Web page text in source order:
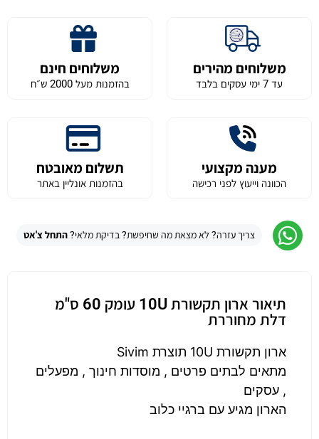
משלוחים מהירים
עד 7 ימי עסקים בלבד
משלוחים חינם
בהזמנות מעל 2000 ש״ח
מענה מקצועי
הכוונה וייעוץ לפני רכישה
תשלום מאובטח
בהזמנות אונליין באתר
צריך עזרה? לא מצאת מה שחיפשת? בדיקת מלאי?התחל צ'אט
תיאור ארון תקשורת 10U עומק 60 ס"מ
דלת מחוררת
ארון תקשורת 10U תוצרת Sivim
מתאים לבתים פרטים , מוסדות חינוך , מפעלים
, עסקים
הארון מגיע עם ברגיי כלוב